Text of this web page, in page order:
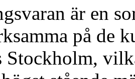
är en
på de
Stockholm,